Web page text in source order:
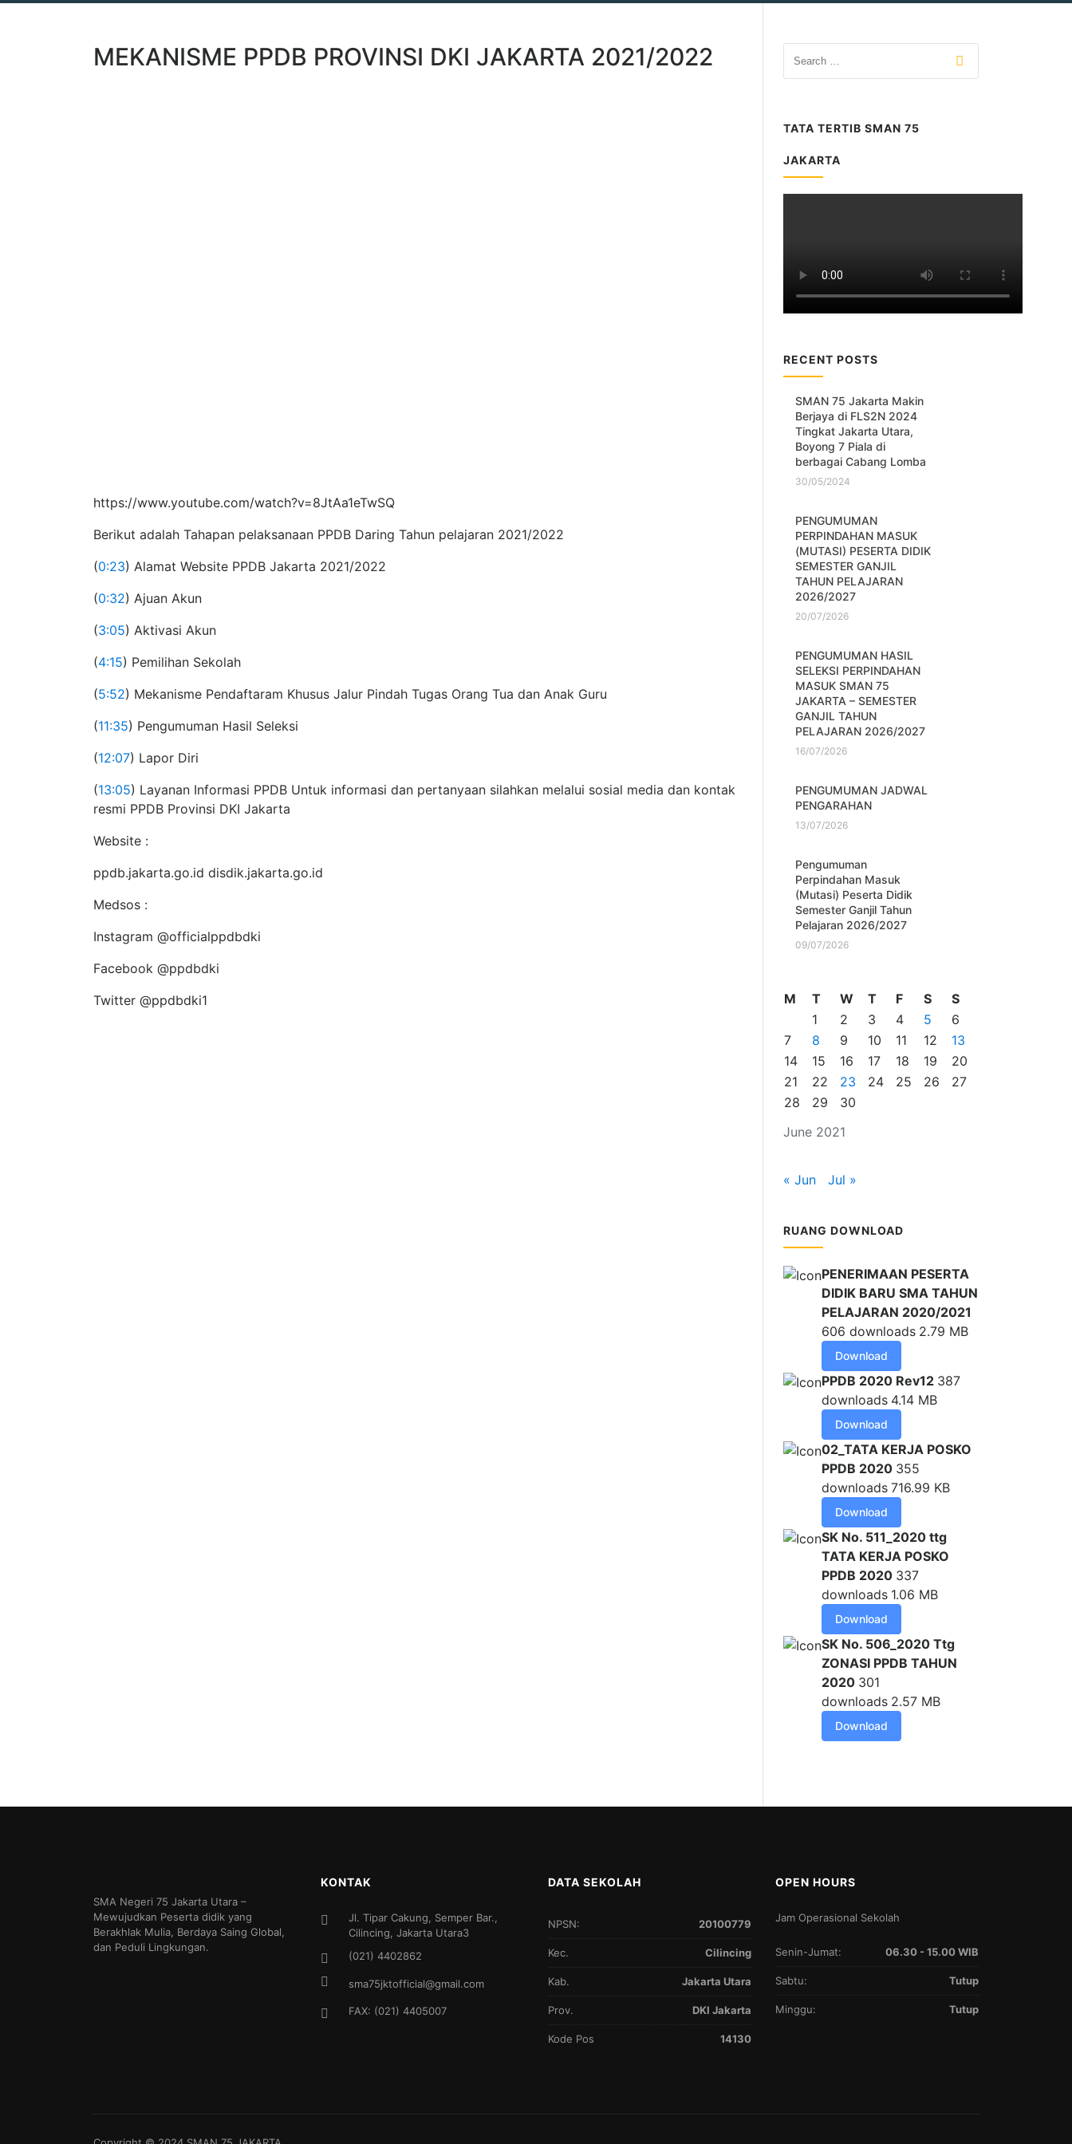
MEKANISME PPDB PROVINSI DKI JAKARTA 2021/2022
https://www.youtube.com/watch?v=8JtAa1eTwSQ
Berikut adalah Tahapan pelaksanaan PPDB Daring Tahun pelajaran 2021/2022
(0:23) Alamat Website PPDB Jakarta 2021/2022
(0:32) Ajuan Akun
(3:05) Aktivasi Akun
(4:15) Pemilihan Sekolah
(5:52) Mekanisme Pendaftaram Khusus Jalur Pindah Tugas Orang Tua dan Anak Guru
(11:35) Pengumuman Hasil Seleksi
(12:07) Lapor Diri
(13:05) Layanan Informasi PPDB Untuk informasi dan pertanyaan silahkan melalui sosial media dan kontak
resmi PPDB Provinsi DKI Jakarta
Website :
ppdb.jakarta.go.id disdik.jakarta.go.id
Medsos :
Instagram @officialppdbdki
Facebook @ppdbdki
Twitter @ppdbdki1
TATA TERTIB SMAN 75
JAKARTA
RECENT POSTS
SMAN 75 Jakarta Makin
Berjaya di FLS2N 2024
Tingkat Jakarta Utara,
Boyong 7 Piala di
berbagai Cabang Lomba
30/05/2024
PENGUMUMAN
PERPINDAHAN MASUK
(MUTASI) PESERTA DIDIK
SEMESTER GANJIL
TAHUN PELAJARAN
2026/2027
20/07/2026
PENGUMUMAN HASIL
SELEKSI PERPINDAHAN
MASUK SMAN 75
JAKARTA – SEMESTER
GANJIL TAHUN
PELAJARAN 2026/2027
16/07/2026
PENGUMUMAN JADWAL
PENGARAHAN
13/07/2026
Pengumuman
Perpindahan Masuk
(Mutasi) Peserta Didik
Semester Ganjil Tahun
Pelajaran 2026/2027
09/07/2026
June 2021
M T W T F S
S
1
2 3 4 5
6
7
8 9 10 11 12
13
14
15 16 17 18 19
20
21
22 23 24 25 26
27
28
29 30
« Jun Jul »
RUANG DOWNLOAD
PENERIMAAN PESERTA
DIDIK BARU SMA TAHUN
PELAJARAN 2020/2021
606 downloads 2.79 MB
Download
PPDB 2020 Rev12 387
downloads 4.14 MB
Download
02_TATA KERJA POSKO
PPDB 2020 355
downloads 716.99 KB
Download
SK No. 511_2020 ttg
TATA KERJA POSKO
PPDB 2020 337
downloads 1.06 MB
Download
SK No. 506_2020 Ttg
ZONASI PPDB TAHUN
2020 301
downloads 2.57 MB
Download
SMA Negeri 75 Jakarta Utara –
Mewujudkan Peserta didik yang
Berakhlak Mulia, Berdaya Saing Global,
dan Peduli Lingkungan.
KONTAK
Jl. Tipar Cakung, Semper Bar.,
Cilincing, Jakarta Utara3
(021) 4402862
sma75jktofficial@gmail.com
FAX: (021) 4405007
DATA SEKOLAH
NPSN: 20100779
Kec. Cilincing
Kab. Jakarta Utara
Prov. DKI Jakarta
Kode Pos 14130
OPEN HOURS
Jam Operasional Sekolah
Senin-Jumat: 06.30 - 15.00 WIB
Sabtu: Tutup
Minggu: Tutup